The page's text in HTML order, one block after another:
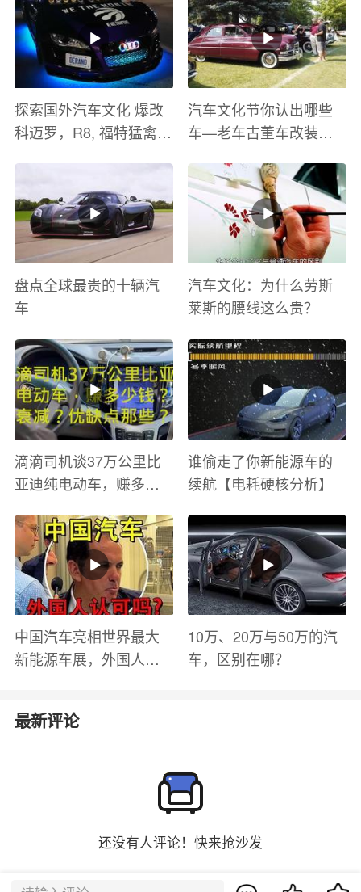
探索国外汽车文化 爆改
科迈罗，R8, 福特猛禽
汽车文化节你认出哪些
车—老车古董车改装车
盘点全球最贵的十辆汽
车
汽车文化：为什么劳斯
莱斯的腰线这么贵？
滴滴司机谈37万公里比
亚迪纯电动车，赚多少
有哪些？
谁偷走了你新能源车的
续航【电耗硬核分析】
中国汽车亮相世界最大
新能源车展，外国人怎
10万、20万与50万的汽
车，区别在哪？
最新评论
还没有人评论！快来抢沙发